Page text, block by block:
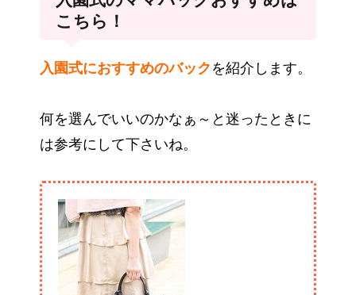
こちら！
入園式におすすめのバック を紹介します。
何を選んでいいのかなぁ～と迷ったときに
は参考にして下さいね。